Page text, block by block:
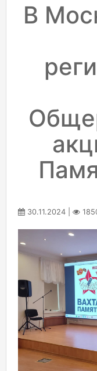
В
30.11.2024 |